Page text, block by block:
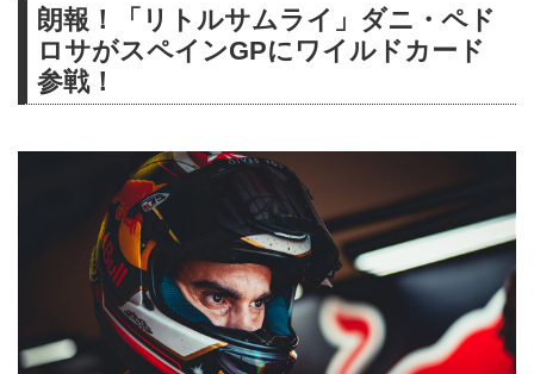
朗報！「リトルサムライ」ダニ・ペド
ロサがスペインGPにワイルドカード
参戦！